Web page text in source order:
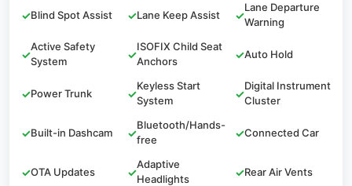
✓Blind Spot Assist ✓Lane Keep Assist ✓
Lane Departure
Warning
✓
Active Safety
System
✓
ISOFIX Child Seat
Anchors
✓Auto Hold
✓Power Trunk ✓
Keyless Start
System
✓
Digital Instrument
Cluster
✓Built-in Dashcam ✓
Bluetooth/Hands-
free
✓Connected Car
✓OTA Updates ✓
Adaptive
Headlights
✓Rear Air Vents